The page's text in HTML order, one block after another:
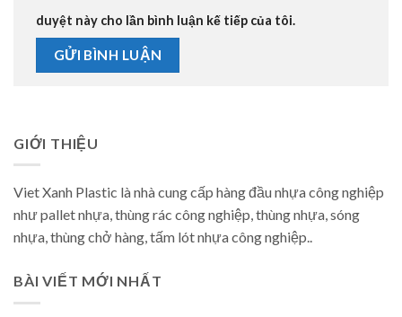
duyệt này cho lần bình luận kế tiếp của tôi.
GIỚI THIỆU
Viet Xanh Plastic là nhà cung cấp hàng đầu nhựa công nghiệp
như pallet nhựa, thùng rác công nghiệp, thùng nhựa, sóng
nhựa, thùng chở hàng, tấm lót nhựa công nghiệp..
BÀI VIẾT MỚI NHẤT